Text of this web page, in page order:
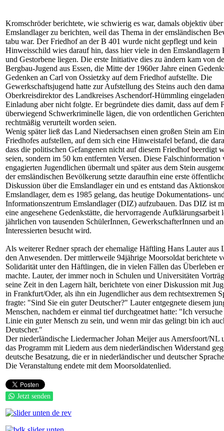
Kromschröder berichtete, wie schwierig es war, damals objektiv
Emslandlager zu berichten, weil das Thema in der emsländischen
tabu war. Der Friedhof an der B 401 wurde nicht gepflegt und kein
Hinweisschild wies darauf hin, dass hier viele in den Emslandlagern
und Gestorbene liegen. Die erste Initiative dies zu ändern kam von
Bergbau-Jugend aus Essen, die Mitte der 1960er Jahre einen
Gedenken an Carl von Ossietzky auf dem Friedhof aufstellte. Die
Gewerkschaftsjugend hatte zur Aufstellung des Steins auch den
Oberkreisdirektor des Landkreises Aschendorf-Hümmling
Einladung aber nicht folgte. Er begründete dies damit, dass auf dem
überwiegend Schwerkriminelle lägen, die von ordentlichen Gerichten
rechtmäßig verurteilt worden seien.
Wenig später ließ das Land Niedersachsen einen großen Stein am
Friedhofes aufstellen, auf dem sich eine Hinweistafel befand, die
dass die politischen Gefangenen nicht auf diesem Friedhof beerdigt
seien, sondern im 50 km entfernten Versen. Diese Falschinformation
engagierten Jugendlichen übermalt und später aus dem Stein
der emsländischen Bevölkerung setzte daraufhin eine erste
Diskussion über die Emslandlager ein und es entstand das
Emslandlager, dem es 1985 gelang, das heutige Dokumentations-
Informationszentrum Emslandlager (DIZ) aufzubauen. Das DIZ ist
eine angesehene Gedenkstätte, die hervorragende Aufklärungsarbeit
jährlichen von tausenden SchülerInnen, GewerkschafterInnen und
Interessierten besucht wird.
Als weiterer Redner sprach der ehemalige Häftling Hans Lauter aus
den Anwesenden. Der mittlerweile 94jährige Moorsoldat berichtete
Solidarität unter den Häftlingen, die in vielen Fällen das Überleben
machte. Lauter, der immer noch in Schulen und Universitäten
seine Zeit in den Lagern hält, berichtete von einer Diskussion mit
in Frankfurt/Oder, als ihn ein Jugendlicher aus dem rechtsextremen
fragte: "Sind Sie ein guter Deutscher?" Lauter entgegnete diesem
Menschen, nachdem er einmal tief durchgeatmet hatte: "Ich versuche
Linie ein guter Mensch zu sein, und wenn mir das gelingt bin ich
Deutscher."
Der niederländische Liedermacher Johan Meijer aus Amersfoort/NL
das Programm mit Liedern aus dem niederländischen Widerstand
deutsche Besatzung, die er in niederländischer und deutscher
Die Veranstaltung endete mit dem Moorsoldatenlied.
Jetzt senden